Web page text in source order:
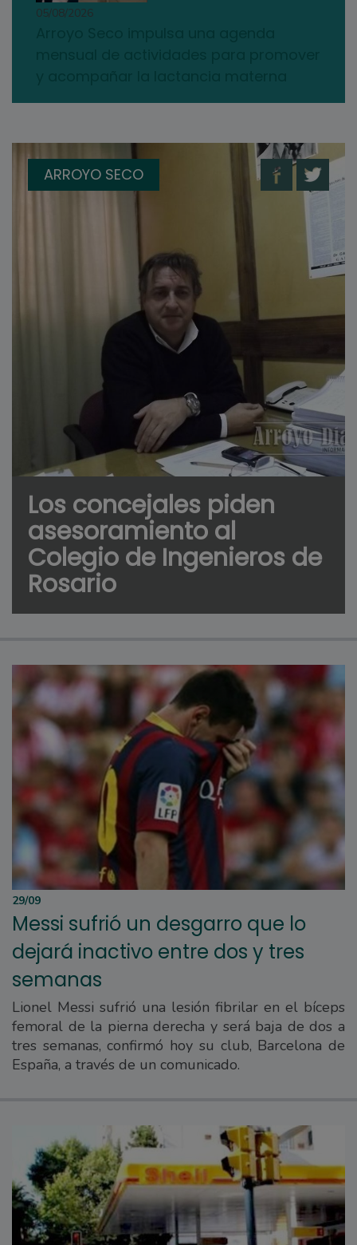
05/08/2026
ARROYO SECO
Los concejales piden
asesoramiento al
Colegio de Ingenieros de
Rosario
29/09
Messi sufrió un desgarro que lo
dejará inactivo entre dos y tres
semanas
Lionel Messi sufrió una lesión fibrilar en el bíceps
femoral de la pierna derecha y será baja de dos a
tres semanas, confirmó hoy su club, Barcelona de
España, a través de un comunicado.